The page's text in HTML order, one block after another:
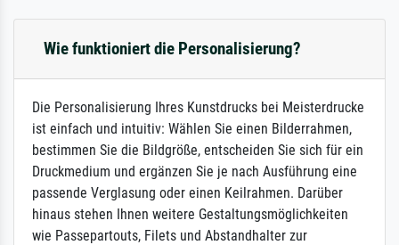
Wie funktioniert die Personalisierung?
Die Personalisierung Ihres Kunstdrucks bei Meisterdrucke
ist einfach und intuitiv: Wählen Sie einen Bilderrahmen,
bestimmen Sie die Bildgröße, entscheiden Sie sich für ein
Druckmedium und ergänzen Sie je nach Ausführung eine
passende Verglasung oder einen Keilrahmen. Darüber
hinaus stehen Ihnen weitere Gestaltungsmöglichkeiten
wie Passepartouts, Filets und Abstandhalter zur